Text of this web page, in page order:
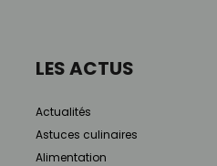
LES ACTUS
Actualités
Astuces culinaires
Alimentation